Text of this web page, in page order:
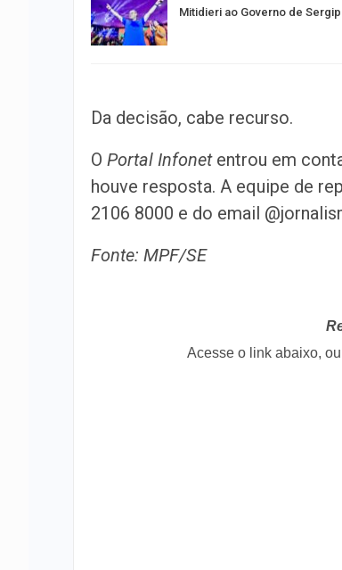
Mitidieri ao Governo de
Da decisão, cabe recurso.
O Portal Infonetentrou em
houve resposta. A equipe de
2106 8000 e do email
Fonte: MPF/SE
Acesse o link abaixo,